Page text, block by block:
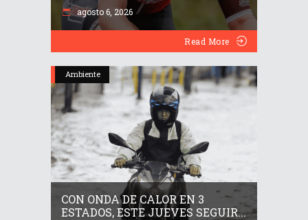
agosto 6, 2026
Read More
Ambiente
CON ONDA DE CALOR EN 3
ESTADOS, ESTE JUEVES SEGUIR...